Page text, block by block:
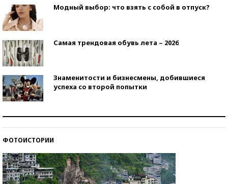
Модный выбор: что взять с собой в отпуск?
Самая трендовая обувь лета – 2026
Знаменитости и бизнесмены, добившиеся
успеха со второй попытки
ФОТОИСТОРИИ